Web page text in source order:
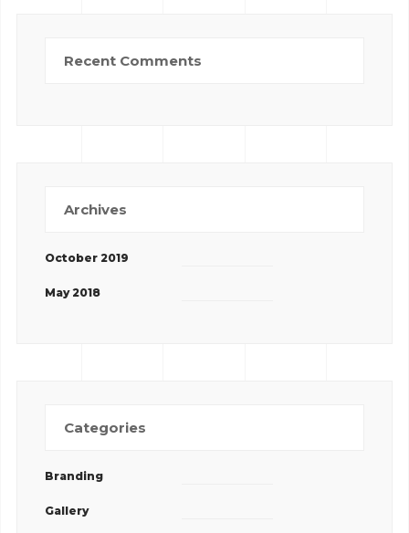
Recent Comments
Archives
October 2019
May 2018
Categories
Branding
Gallery